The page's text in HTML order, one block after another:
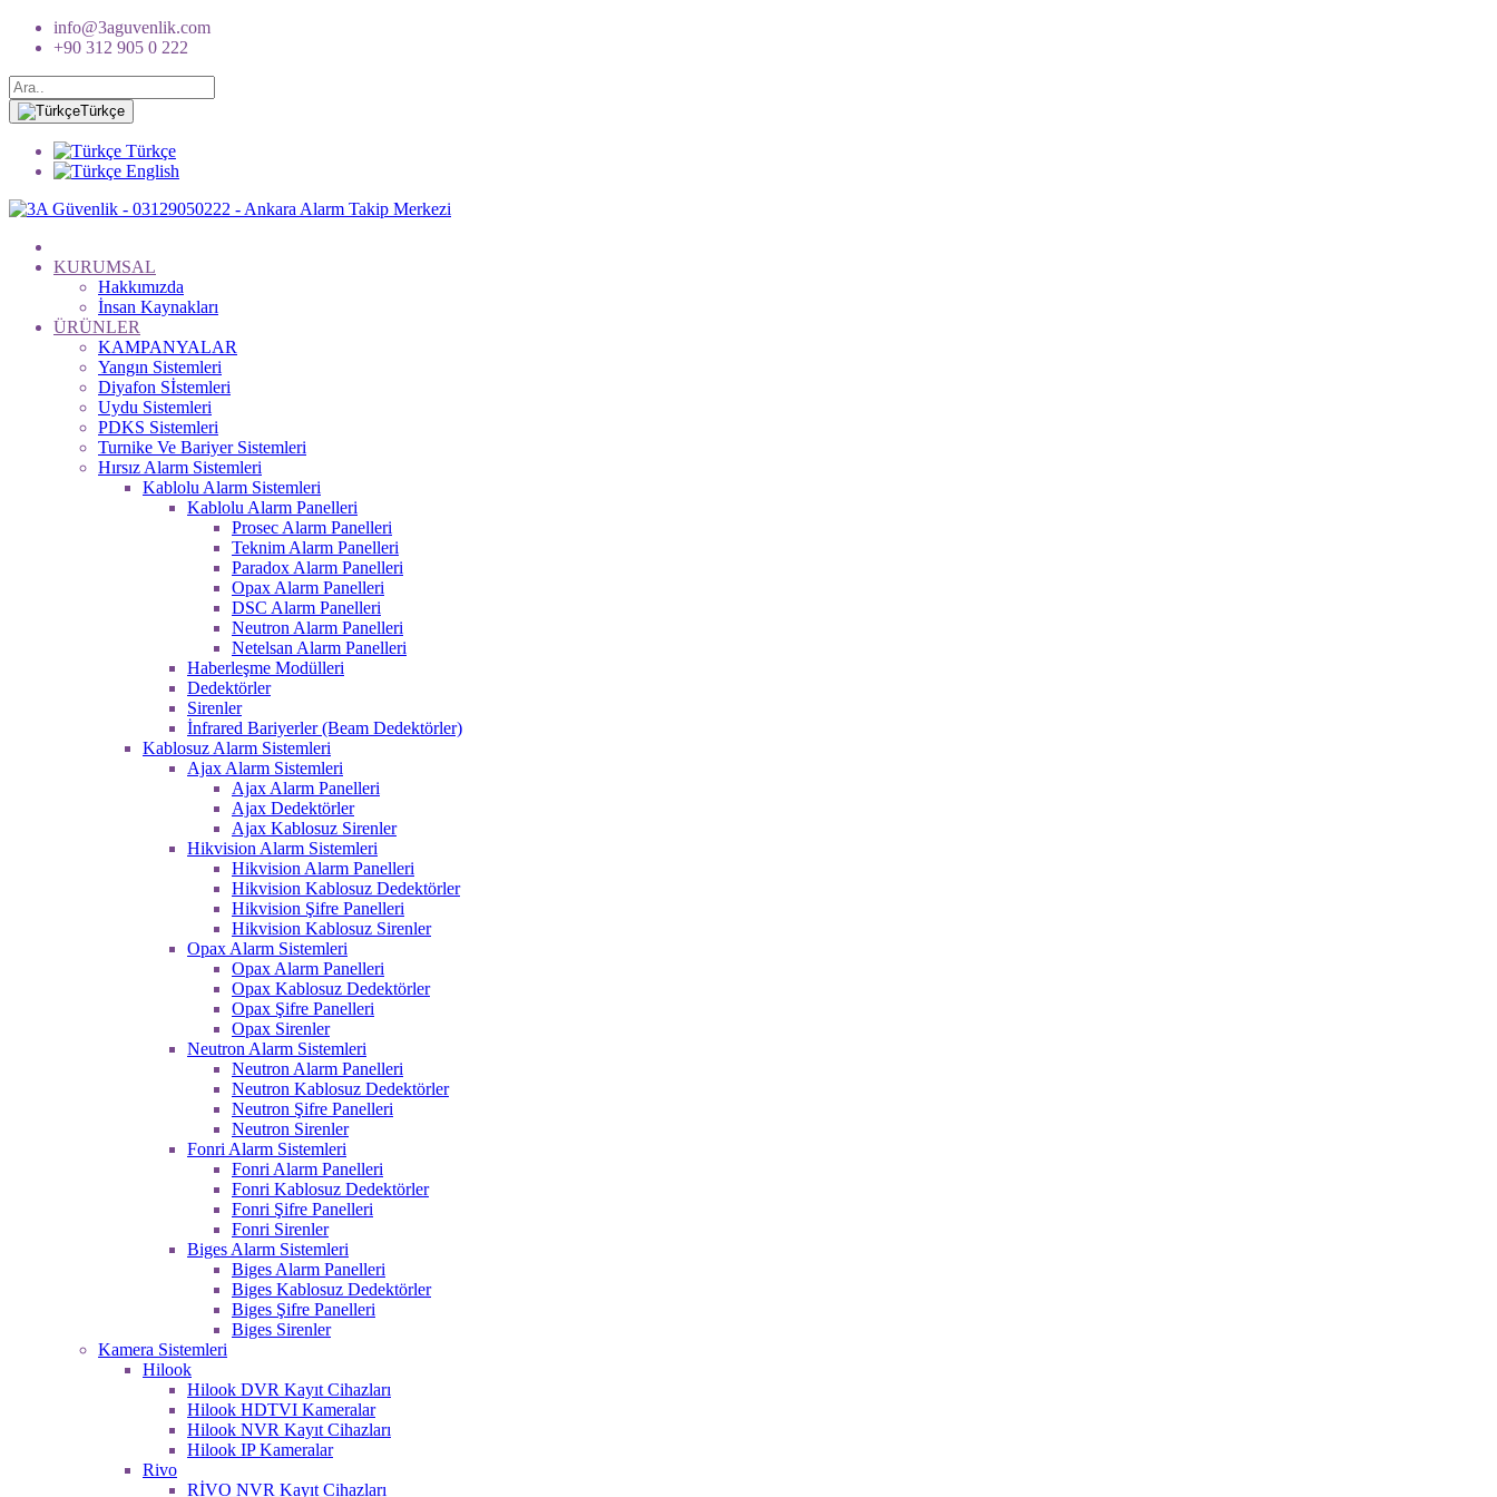
info@3aguvenlik.com
+90 312 905 0 222
Türkçe
Türkçe
English
KURUMSAL
Hakkımızda
İnsan Kaynakları
ÜRÜNLER
KAMPANYALAR
Yangın Sistemleri
Diyafon Sİstemleri
Uydu Sistemleri
PDKS Sistemleri
Turnike Ve Bariyer Sistemleri
Hırsız Alarm Sistemleri
Kablolu Alarm Sistemleri
Kablolu Alarm Panelleri
Prosec Alarm Panelleri
Teknim Alarm Panelleri
Paradox Alarm Panelleri
Opax Alarm Panelleri
DSC Alarm Panelleri
Neutron Alarm Panelleri
Netelsan Alarm Panelleri
Haberleşme Modülleri
Dedektörler
Sirenler
İnfrared Bariyerler (Beam Dedektörler)
Kablosuz Alarm Sistemleri
Ajax Alarm Sistemleri
Ajax Alarm Panelleri
Ajax Dedektörler
Ajax Kablosuz Sirenler
Hikvision Alarm Sistemleri
Hikvision Alarm Panelleri
Hikvision Kablosuz Dedektörler
Hikvision Şifre Panelleri
Hikvision Kablosuz Sirenler
Opax Alarm Sistemleri
Opax Alarm Panelleri
Opax Kablosuz Dedektörler
Opax Şifre Panelleri
Opax Sirenler
Neutron Alarm Sistemleri
Neutron Alarm Panelleri
Neutron Kablosuz Dedektörler
Neutron Şifre Panelleri
Neutron Sirenler
Fonri Alarm Sistemleri
Fonri Alarm Panelleri
Fonri Kablosuz Dedektörler
Fonri Şifre Panelleri
Fonri Sirenler
Biges Alarm Sistemleri
Biges Alarm Panelleri
Biges Kablosuz Dedektörler
Biges Şifre Panelleri
Biges Sirenler
Kamera Sistemleri
Hilook
Hilook DVR Kayıt Cihazları
Hilook HDTVI Kameralar
Hilook NVR Kayıt Cihazları
Hilook IP Kameralar
Rivo
RİVO NVR Kayıt Cihazları